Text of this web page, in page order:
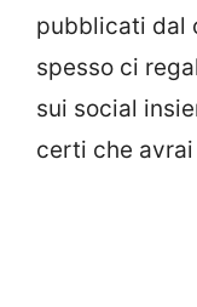
pubblicati dal
spesso ci
sui social
certi che